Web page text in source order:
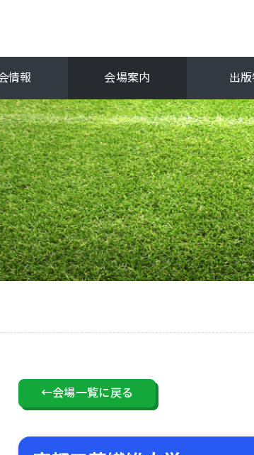
情報
オフ 関西選手権
生選抜
会場案内 出
←会場一覧に戻る